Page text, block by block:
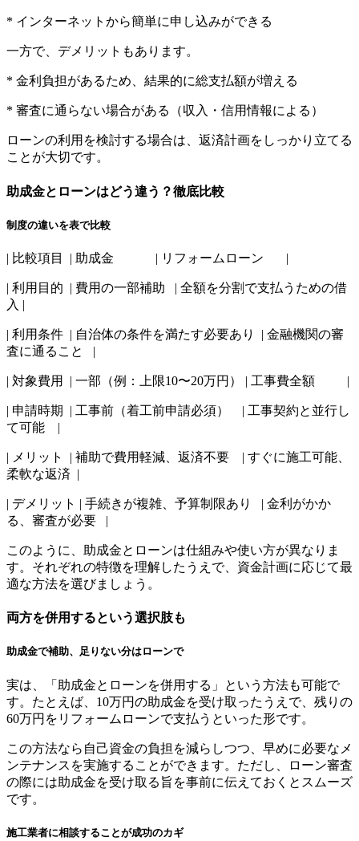
* インターネットから簡単に申し込みができる
一方で、デメリットもあります。
* 金利負担があるため、結果的に総支払額が増える
* 審査に通らない場合がある（収入・信用情報による）
ローンの利用を検討する場合は、返済計画をしっかり立てる
ことが大切です。
助成金とローンはどう違う？徹底比較
制度の違いを表で比較
| 比較項目 | 助成金 | リフォームローン |
| 利用目的 | 費用の一部補助 | 全額を分割で支払うための借
入 |
| 利用条件 | 自治体の条件を満たす必要あり | 金融機関の審
査に通ること |
| 対象費用 | 一部（例：上限10〜20万円） | 工事費全額 |
| 申請時期 | 工事前（着工前申請必須） | 工事契約と並行し
て可能 |
| メリット | 補助で費用軽減、返済不要 | すぐに施工可能、
柔軟な返済 |
| デメリット | 手続きが複雑、予算制限あり | 金利がかか
る、審査が必要 |
このように、助成金とローンは仕組みや使い方が異なりま
す。それぞれの特徴を理解したうえで、資金計画に応じて最
適な方法を選びましょう。
両方を併用するという選択肢も
助成金で補助、足りない分はローンで
実は、「助成金とローンを併用する」という方法も可能で
す。たとえば、10万円の助成金を受け取ったうえで、残りの
60万円をリフォームローンで支払うといった形です。
この方法なら自己資金の負担を減らしつつ、早めに必要なメ
ンテナンスを実施することができます。ただし、ローン審査
の際には助成金を受け取る旨を事前に伝えておくとスムーズ
です。
施工業者に相談することが成功のカギ